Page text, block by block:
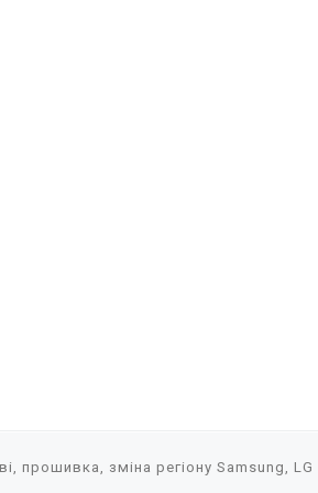
прошивка, зміна регіону Samsung, LG